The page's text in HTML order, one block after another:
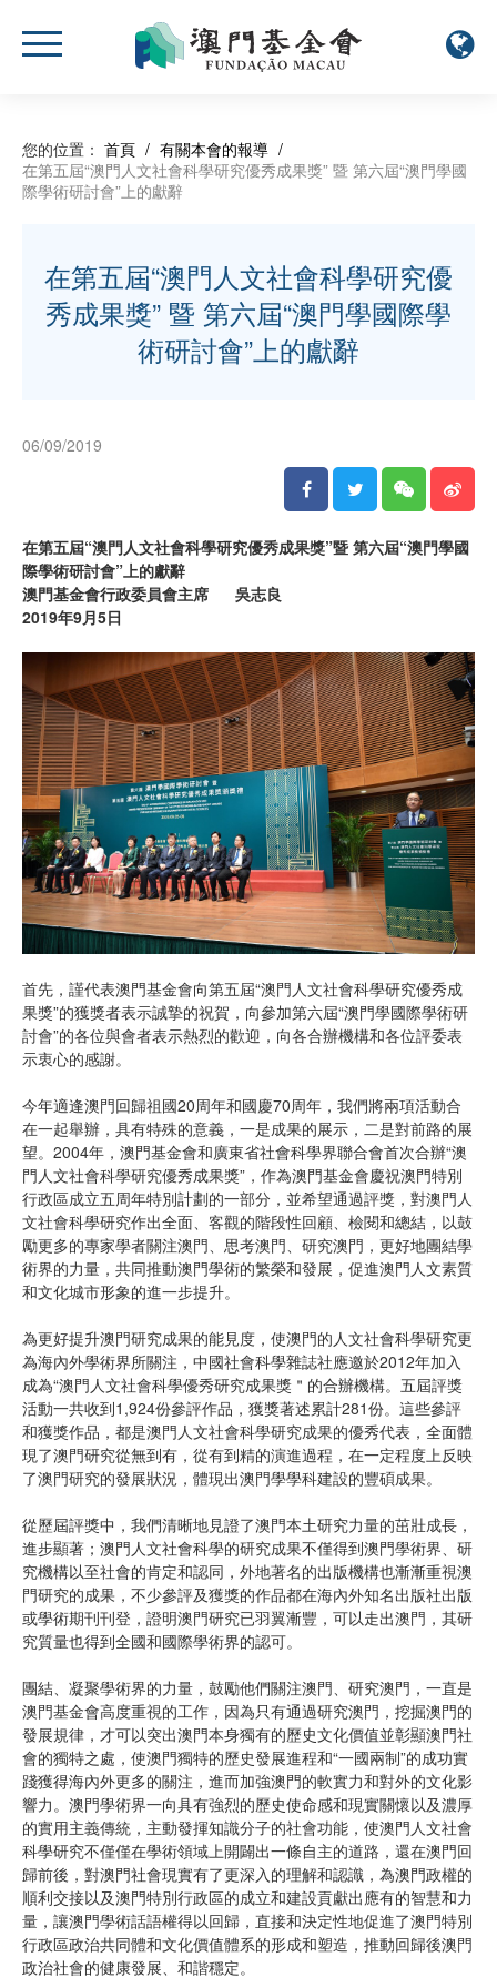
您的位置： 首頁 / 有關本會的報導 /
在第五屆“澳門人文社會科學研究優秀成果獎” 暨 第六屆“澳門學國
際學術研討會”上的獻辭
在第五屆“澳門人文社會科學研究優
秀成果獎” 暨 第六屆“澳門學國際學
術研討會”上的獻辭
06/09/2019
在第五屆“澳門人文社會科學研究優秀成果獎”暨 第六屆“澳門學國
際學術研討會”上的獻辭
澳門基金會行政委員會主席 吳志良
2019年9月5日
首先，謹代表澳門基金會向第五屆“澳門人文社會科學研究優秀成
果獎”的獲獎者表示誠摯的祝賀，向參加第六屆“澳門學國際學術研
討會”的各位與會者表示熱烈的歡迎，向各合辦機構和各位評委表
示衷心的感謝。
今年適逢澳門回歸祖國20周年和國慶70周年，我們將兩項活動合
在一起舉辦，具有特殊的意義，一是成果的展示，二是對前路的展
望。2004年，澳門基金會和廣東省社會科學界聯合會首次合辦“澳
門人文社會科學研究優秀成果獎”，作為澳門基金會慶祝澳門特別
行政區成立五周年特別計劃的一部分，並希望通過評獎，對澳門人
文社會科學研究作出全面、客觀的階段性回顧、檢閱和總結，以鼓
勵更多的專家學者關注澳門、思考澳門、研究澳門，更好地團結學
術界的力量，共同推動澳門學術的繁榮和發展，促進澳門人文素質
和文化城市形象的進一步提升。
為更好提升澳門研究成果的能見度，使澳門的人文社會科學研究更
為海內外學術界所關注，中國社會科學雜誌社應邀於2012年加入
成為“澳門人文社會科學優秀研究成果獎＂的合辦機構。五屆評獎
活動一共收到1,924份參評作品，獲獎著述累計281份。這些參評
和獲獎作品，都是澳門人文社會科學研究成果的優秀代表，全面體
現了澳門研究從無到有，從有到精的演進過程，在一定程度上反映
了澳門研究的發展狀況，體現出澳門學學科建設的豐碩成果。
從歷屆評獎中，我們清晰地見證了澳門本土研究力量的茁壯成長，
進步顯著；澳門人文社會科學的研究成果不僅得到澳門學術界、研
究機構以至社會的肯定和認同，外地著名的出版機構也漸漸重視澳
門研究的成果，不少參評及獲獎的作品都在海內外知名出版社出版
或學術期刊刊登，證明澳門研究已羽翼漸豐，可以走出澳門，其研
究質量也得到全國和國際學術界的認可。
團結、凝聚學術界的力量，鼓勵他們關注澳門、研究澳門，一直是
澳門基金會高度重視的工作，因為只有通過研究澳門，挖掘澳門的
發展規律，才可以突出澳門本身獨有的歷史文化價值並彰顯澳門社
會的獨特之處，使澳門獨特的歷史發展進程和“一國兩制”的成功實
踐獲得海內外更多的關注，進而加強澳門的軟實力和對外的文化影
響力。澳門學術界一向具有強烈的歷史使命感和現實關懷以及濃厚
的實用主義傳統，主動發揮知識分子的社會功能，使澳門人文社會
科學研究不僅僅在學術領域上開闢出一條自主的道路，還在澳門回
歸前後，對澳門社會現實有了更深入的理解和認識，為澳門政權的
順利交接以及澳門特別行政區的成立和建設貢獻出應有的智慧和力
量，讓澳門學術話語權得以回歸，直接和決定性地促進了澳門特別
行政區政治共同體和文化價值體系的形成和塑造，推動回歸後澳門
政治社會的健康發展、和諧穩定。